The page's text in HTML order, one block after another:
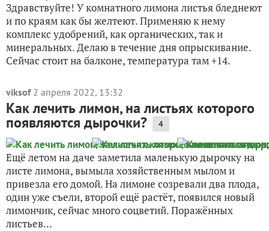
Здравствуйте! У комнатного лимона листья бледнеют
и по краям как бы желтеют. Применяю к нему
комплекс удобрений, как органических, так и
минеральных. Делаю в течение дня опрыскивание.
Сейчас стоит на балконе, температура там +14.
viksof 2 апреля 2022, 13:32
Как лечить лимон, на листьях которого
появляются дырочки? 4
Ещё летом на даче заметила маленькую дырочку на
листе лимона, вымыла хозяйственным мылом и
привезла его домой. На лимоне созревали два плода,
один уже съели, второй ещё растёт, появился новый
лимончик, сейчас много соцветий. Поражённых
листьев...